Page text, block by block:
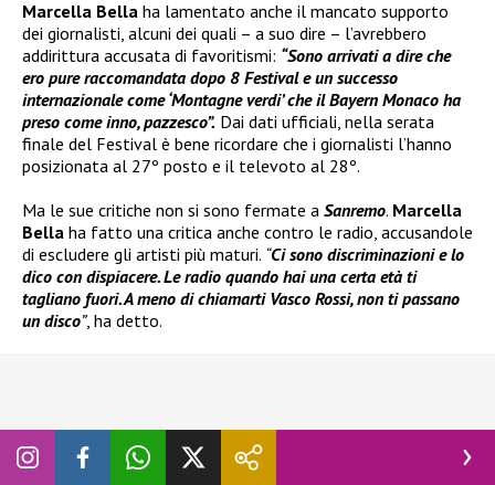
Marcella Bella ha lamentato anche il mancato supporto
dei giornalisti, alcuni dei quali – a suo dire – l’avrebbero
addirittura accusata di favoritismi: “Sono arrivati a dire che
ero pure raccomandata dopo 8 Festival e un successo
internazionale come ‘Montagne verdi’ che il Bayern Monaco ha
preso come inno, pazzesco”. Dai dati ufficiali, nella serata
finale del Festival è bene ricordare che i giornalisti l’hanno
posizionata al 27º posto e il televoto al 28º.
Ma le sue critiche non si sono fermate a Sanremo. Marcella
Bella ha fatto una critica anche contro le radio, accusandole
di escludere gli artisti più maturi. “Ci sono discriminazioni e lo
dico con dispiacere. Le radio quando hai una certa età ti
tagliano fuori. A meno di chiamarti Vasco Rossi, non ti passano
un disco”, ha detto.